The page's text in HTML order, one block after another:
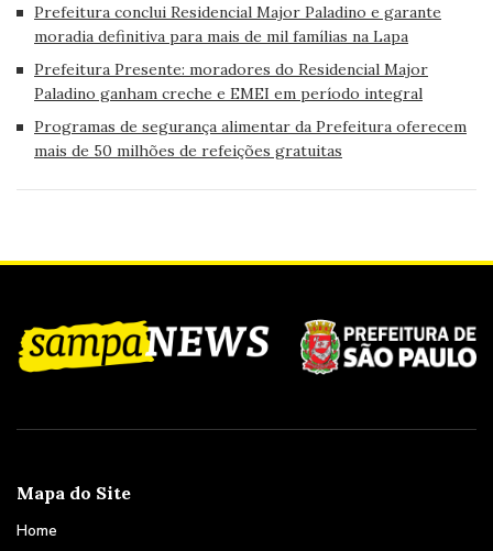
Prefeitura conclui Residencial Major Paladino e garante
moradia definitiva para mais de mil famílias na Lapa
Prefeitura Presente: moradores do Residencial Major
Paladino ganham creche e EMEI em período integral
Programas de segurança alimentar da Prefeitura oferecem
mais de 50 milhões de refeições gratuitas
Mapa do Site
Home